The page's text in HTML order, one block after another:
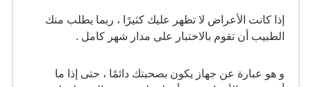
إذا كانت الأعراض لا تظهر عليك كثيرًا ، ربما يطلب منك
الطبيب أن تقوم بالاختبار على مدار شهر كامل .
و هو عبارة عن جهاز يكون بصحبتك دائمًا ، حتى إذا ما